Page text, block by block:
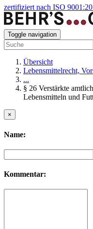
zertifiziert nach ISO
Toggle navigation
Übersicht
Lebensmittelrecht,
...
§ 26 Verstärkte
Lebensmitteln und
×
Name:
Kommentar: